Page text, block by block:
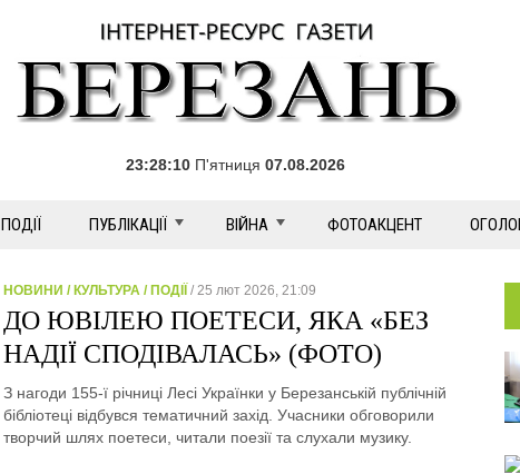
23:28:10 П'ятниця 07.08.2026
ПОДІЇ ПУБЛІКАЦІЇ ВІЙНА ФОТОАКЦЕНТ
НОВИНИ / КУЛЬТУРА / ПОДІЇ / 25 лют 2026, 21:09
ДО ЮВІЛЕЮ ПОЕТЕСИ, ЯКА «БЕЗ
НАДІЇ СПОДІВАЛАСЬ» (ФОТО)
З нагоди 155-ї річниці Лесі Українки у Березанській публічній
бібліотеці відбувся тематичний захід. Учасники обговорили
творчий шлях поетеси, читали поезії та слухали музику.